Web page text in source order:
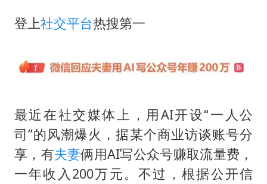
成都多趟列车临时停运
下党之路
登上社交平台热搜第一
最近在社交媒体上，用AI开设“一人公
司”的风潮爆火，据某个商业访谈账号分
享，有夫妻俩用AI写公众号赚取流量费，
一年收入200万元。不过，根据公开信